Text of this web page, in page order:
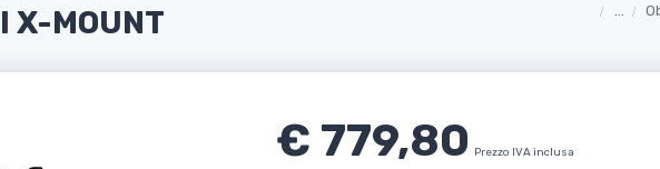
X-MOUNT
€ 779,80 Prezzo IVA inclusa